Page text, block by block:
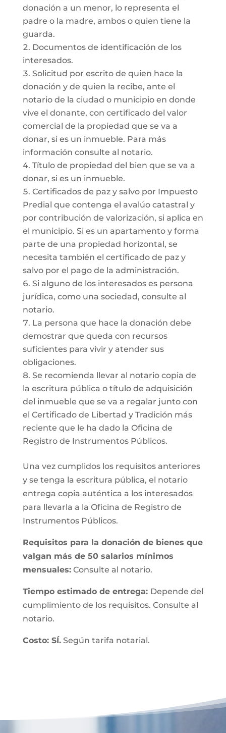
donación a un menor, lo representa el
padre o la madre, ambos o quien tiene la
guarda.
Documentos de identificación de los
interesados.
Solicitud por escrito de quien hace la
donación y de quien la recibe, ante el
notario de la ciudad o municipio en donde
vive el donante, con certificado del valor
comercial de la propiedad que se va a
donar, si es un inmueble. Para más
información consulte al notario.
Título de propiedad del bien que se va a
donar, si es un inmueble.
Certificados de paz y salvo por Impuesto
Predial que contenga el avalúo catastral y
por contribución de valorización, si aplica en
el municipio. Si es un apartamento y forma
parte de una propiedad horizontal, se
necesita también el certificado de paz y
salvo por el pago de la administración.
Si alguno de los interesados es persona
jurídica, como una sociedad, consulte al
notario.
La persona que hace la donación debe
demostrar que queda con recursos
suficientes para vivir y atender sus
obligaciones.
Se recomienda llevar al notario copia de
la escritura pública o título de adquisición
del inmueble que se va a regalar junto con
el Certificado de Libertad y Tradición más
reciente que le ha dado la Oficina de
Registro de Instrumentos Públicos.
Una vez cumplidos los requisitos anteriores
y se tenga la escritura pública, el notario
entrega copia auténtica a los interesados
para llevarla a la Oficina de Registro de
Instrumentos Públicos.
Requisitos para la donación de bienes que
valgan más de 50 salarios mínimos
mensuales:Consulte al notario.
Tiempo estimado de entrega: Depende del
cumplimiento de los requisitos. Consulte al
notario.
Costo: SÍ.Según tarifa notarial.